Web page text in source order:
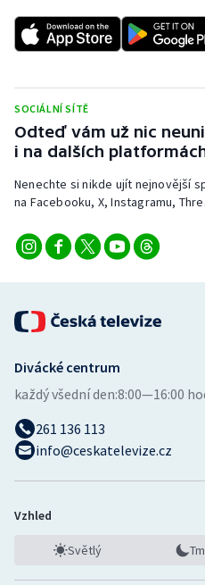
Rychlobruslení
Short track
Sportovní střelba
Stolní tenis
Triatlon
Veslování
Vodní slalom
Volejbal
SOCIÁLNÍ SÍTĚ
Odteď vám už nic
i na dalších
Nenechte si nikde ujít nejnovější
na Facebooku, X, Instagramu,
Divácké centrum
každý všední den:8:00—16:00
261 136 113
info@ceskatelevize.cz
Vzhled
Světlý